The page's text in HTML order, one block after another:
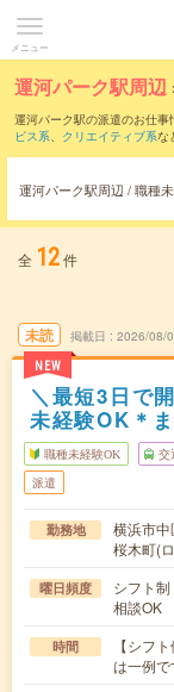
メニュー
運河パーク駅周辺
運河パーク駅の派遣のお仕事
ビス系、 クリエイティブ系な
運河パーク駅周辺 / 職種
全 12件
未読
NEW
掲載日 2026/08/
＼最短3日で
未経験OK＊
職種未経験OK 交
派遣
勤務地
横浜市中
桜木町(
曜日頻度
シフト
相談OK
時間
【シフ
は一例